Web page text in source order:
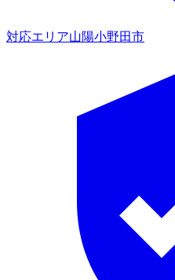
対応エリア山陽小野田市